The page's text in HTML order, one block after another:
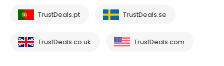
TrustDeals.pt TrustDeals.se
TrustDeals.co.uk TrustDeals.com